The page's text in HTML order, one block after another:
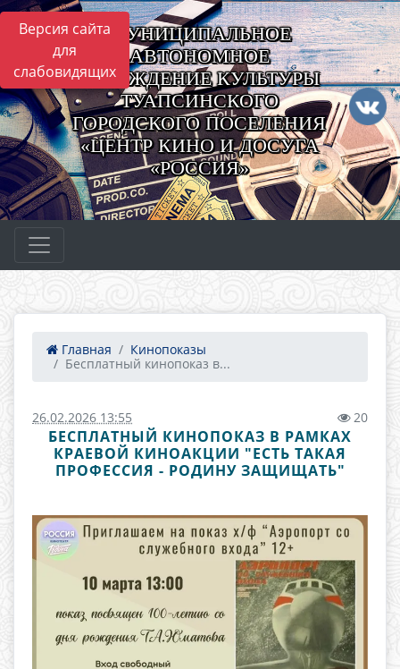
Версия сайта
для
слабовидящих
МУНИЦИПАЛЬНОЕ
АВТОНОМНОЕ
УЧРЕЖДЕНИЕ КУЛЬТУРЫ
ТУАПСИНСКОГО
ГОРОДСКОГО ПОСЕЛЕНИЯ
«ЦЕНТР КИНО И ДОСУГА
«РОССИЯ»
Главная
Кинопоказы
Бесплатный кинопоказ в...
26.02.2026 13:55 20
БЕСПЛАТНЫЙ КИНОПОКАЗ В РАМКАХ
КРАЕВОЙ КИНОАКЦИИ "ЕСТЬ ТАКАЯ
ПРОФЕССИЯ - РОДИНУ ЗАЩИЩАТЬ"